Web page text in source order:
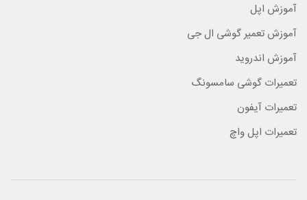
آموزش اپل
آموزش تعمیر گوشی ال جی
آموزش اندروید
تعمیرات گوشی سامسونگ
تعمیرات آیفون
تعمیرات اپل واچ